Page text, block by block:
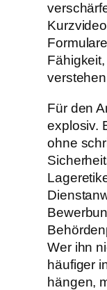
Für den
explosiv.
ohne
Wer ihn
häufiger
hängen,